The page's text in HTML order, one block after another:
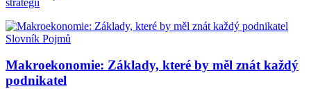
Slovník Pojmů
Makroekonomie: Základy, které by měl znát každý
podnikatel